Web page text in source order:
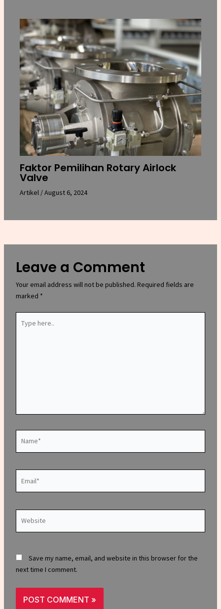
Faktor Pemilihan Rotary Airlock
Valve
Artikel/August 6, 2024
Leave a Comment
Your email address will not be published. Required fields are
marked *
here..
Save my name, email, and website in this browser for the
next time I comment.